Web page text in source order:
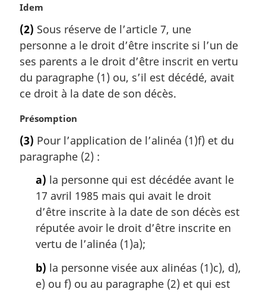
N
t
e
m
a
g
n
a
e
Idem
(2) Sous réserve de l’article 7, une
personne a le droit d’être inscrite si l’un de
ses parents a le droit d’être inscrit en vertu
du paragraphe (1) ou, s’il est décédé, avait
ce droit à la date de son décès.
N
t
e
Présomption
(3) Pour l’application de l’alinéa (1)f) et du
paragraphe (2) :
a) la personne qui est décédée avant le
17 avril 1985 mais qui avait le droit
d’être inscrite à la date de son décès est
réputée avoir le droit d’être inscrite en
vertu de l’alinéa (1)a);
b) la personne visée aux alinéas (1)c), d),
e) ou f) ou au paragraphe (2) et qui est